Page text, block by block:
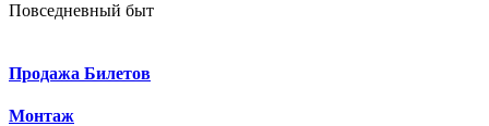
Повседневный быт
Продажа Билетов
Монтаж